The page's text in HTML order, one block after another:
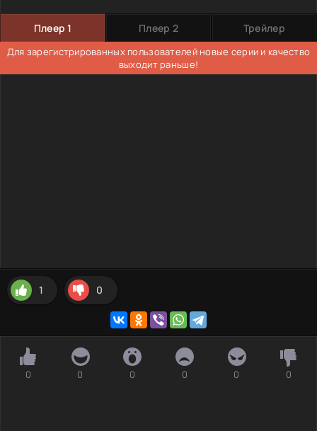
Плеер 1 Плеер 2 Трейлер
Для зарегистрированных пользователей новые серии и качество
выходит раньше!
1 0
0 0 0 0 0 0